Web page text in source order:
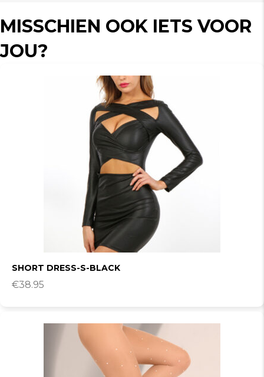
MISSCHIEN OOK IETS VOOR
JOU?
SHORT DRESS-S-BLACK
€38.95